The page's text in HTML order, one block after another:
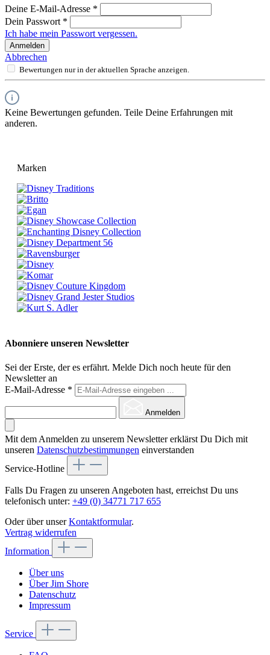
Deine E-Mail-Adresse *
Dein Passwort *
Ich habe mein Passwort vergessen.
Anmelden
Abbrechen
Bewertungen nur in der aktuellen Sprache anzeigen.
Keine Bewertungen gefunden. Teile Deine Erfahrungen mit
anderen.
Marken
Abonniere unseren Newsletter
Sei der Erste, der es erfährt. Melde Dich noch heute für den
Newsletter an
E-Mail-Adresse *
Anmelden
Mit dem Anmelden zu unserem Newsletter erklärst Du Dich mit
unseren Datenschutzbestimmungen einverstanden
Service-Hotline
Falls Du Fragen zu unseren Angeboten hast, erreichst Du uns
telefonisch unter: +49 (0) 34771 717 655
Oder über unserKontaktformular.
Vertrag widerrufen
Information
Über uns
Über Jim Shore
Datenschutz
Impressum
Service